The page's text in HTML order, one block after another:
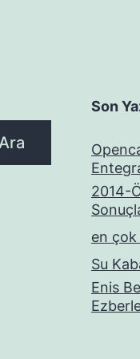
Son
2014-
en çok
Su
Enis